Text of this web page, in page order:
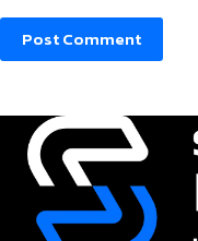
Post Comment